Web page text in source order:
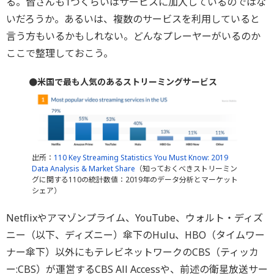
いだろうか。あるいは、複数のサービスを利用していると
言う方もいるかもしれない。どんなプレーヤーがいるのか
ここで整理しておこう。
●米国で最も人気のあるストリーミングサービス
出所： 110 Key Streaming Statistics You Must Know: 2019
Data Analysis & Market Share （知っておくべきストリーミン
グに関する110の統計数値：2019年のデータ分析とマーケット
シェア）
Netflixやアマゾンプライム、YouTube、ウォルト・ディズ
ニー（以下、ディズニー）傘下のHulu、HBO（タイムワー
ナー傘下）以外にもテレビネットワークのCBS（ティッカ
ー:CBS）が運営するCBS All Accessや、前述の衛星放送サー